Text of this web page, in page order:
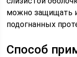
можно защищать
подогнанных
Способ